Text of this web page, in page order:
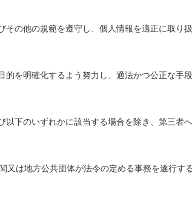
の他の規範を遵守し、個人情報を適正に取り扱
を明確化するよう努力し、適法かつ公正な手
下のいずれかに該当する場合を除き、第三者
又は地方公共団体が法令の定める事務を遂行す